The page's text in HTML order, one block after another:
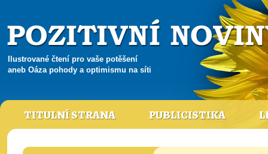
Ilustrované čtení pro vaše potěšení
aneb Oáza pohody a optimismu na síti
TITULNÍ STRANA PUBLICISTIKA